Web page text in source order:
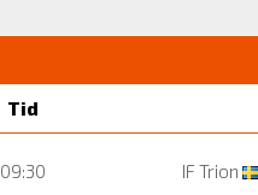
Tid
09:30 IF Trion